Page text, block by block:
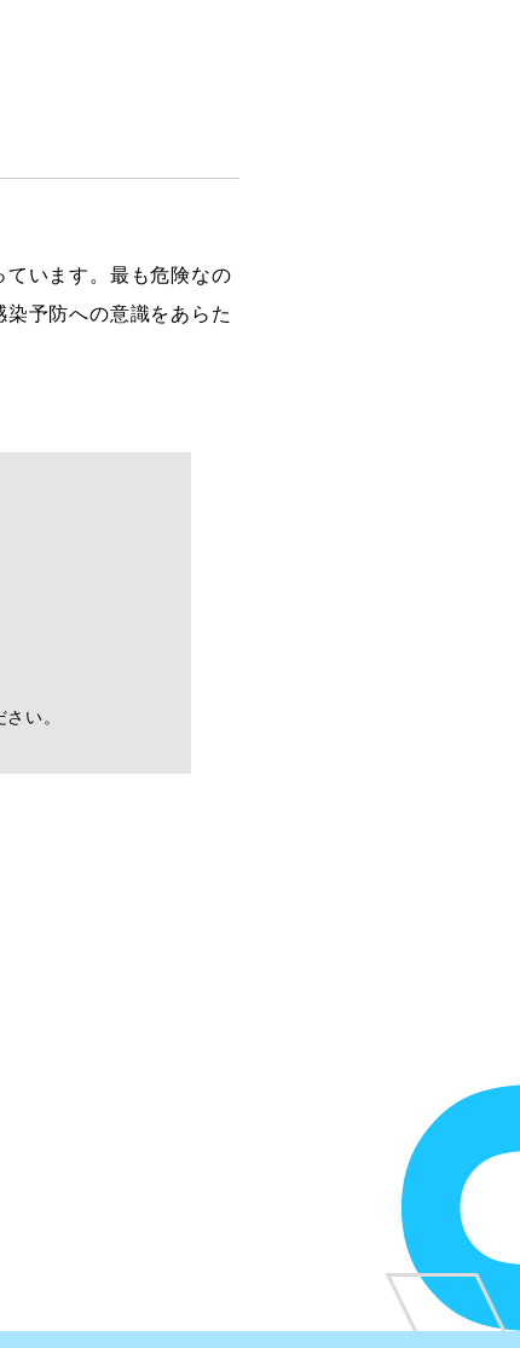
います。最も危険なの
予防への意識をあらた
い。